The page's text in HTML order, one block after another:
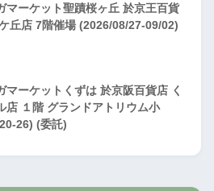
マーケット聖蹟桜ヶ丘 於京王百貨
丘店 7階催場 (2026/08/27-09/02)
マーケットくずは 於京阪百貨店 く
店 １階 グランドアトリウム小
26) (委託)